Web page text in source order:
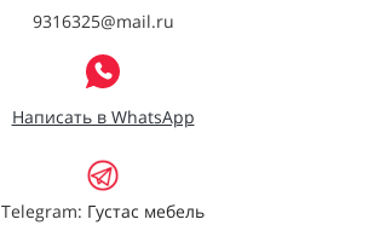
9316325@mail.ru
Написать в WhatsApp
Telegram: Густас мебель